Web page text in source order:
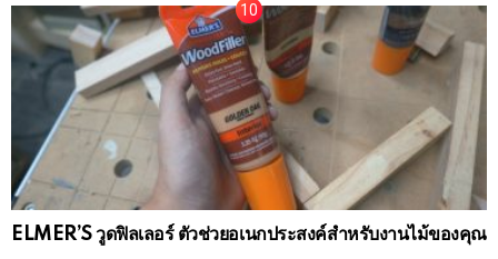
ELMER’S วูดฟิลเลอร์ ตัวช่วยอเนกประสงค์สำหรับงานไม้ของคุณ